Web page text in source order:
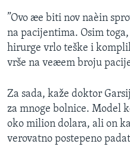
”Ovo æe biti nov naèin
na pacijentima. Osim
hirurge vrlo teške i
vrše na veæem broju
Za sada, kaže doktor
za mnoge bolnice. Model
oko milion dolara, ali on
verovatno postepeno